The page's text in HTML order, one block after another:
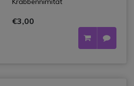
€3,00